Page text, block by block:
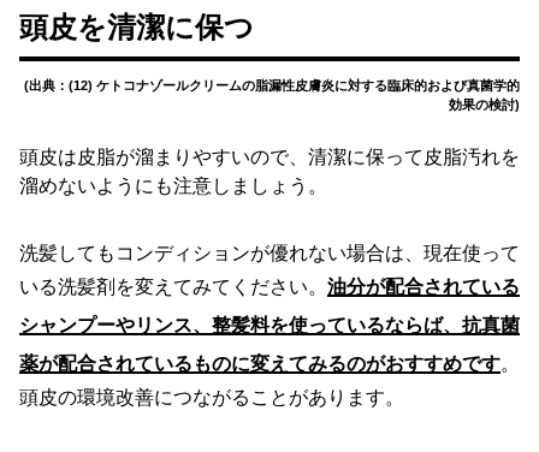
頭皮を清潔に保つ
(出典：(12) ケトコナゾールクリームの脂漏性皮膚炎に対する臨床的および真菌学的
効果の検討)
頭皮は皮脂が溜まりやすいので、清潔に保って皮脂汚れを
溜めないようにも注意しましょう。
洗髪してもコンディションが優れない場合は、現在使って
いる洗髪剤を変えてみてください。 油分が配合されている
シャンプーやリンス、整髪料を使っているならば、抗真菌
薬が配合されているものに変えてみるのがおすすめです。
頭皮の環境改善につながることがあります。